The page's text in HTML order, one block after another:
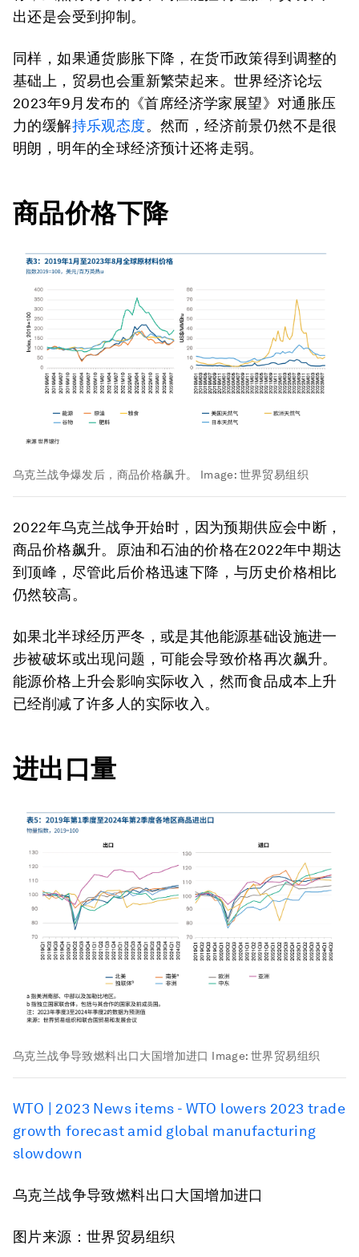
出还是会受到抑制。
同样，如果通货膨胀下降，在货币政策得到调整的
基础上，贸易也会重新繁荣起来。世界经济论坛
2023年9月发布的《首席经济学家展望》对通胀压
力的缓解持乐观态度。然而，经济前景仍然不是很
明朗，明年的全球经济预计还将走弱。
商品价格下降
乌克兰战争爆发后，商品价格飙升。 Image: 世界贸易组织
2022年乌克兰战争开始时，因为预期供应会中断，
商品价格飙升。原油和石油的价格在2022年中期达
到顶峰，尽管此后价格迅速下降，与历史价格相比
仍然较高。
如果北半球经历严冬，或是其他能源基础设施进一
步被破坏或出现问题，可能会导致价格再次飙升。
能源价格上升会影响实际收入，然而食品成本上升
已经削减了许多人的实际收入。
进出口量
乌克兰战争导致燃料出口大国增加进口 Image:世界贸易组织
WTO | 2023 News items - WTO lowers 2023 trade
growth forecast amid global manufacturing
slowdown
乌克兰战争导致燃料出口大国增加进口
图片来源：世界贸易组织